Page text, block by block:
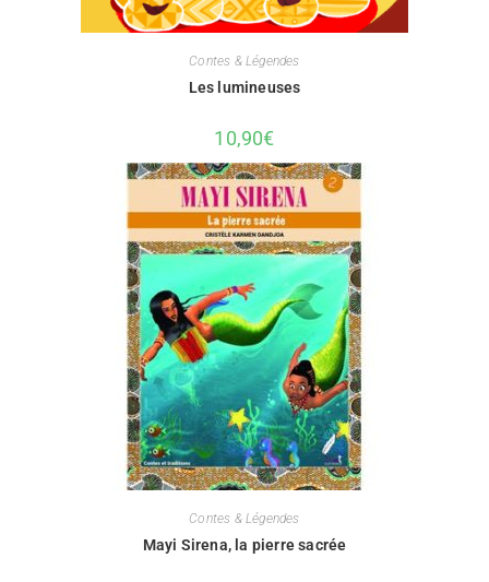
Contes & Légendes
Les lumineuses
10,90€
Contes & Légendes
Mayi Sirena, la pierre sacrée